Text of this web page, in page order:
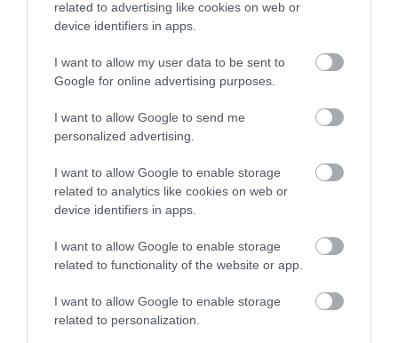
related to advertising like cookies on web or
device identifiers in apps.
I want to allow my user data to be sent to
Google for online advertising purposes.
I want to allow Google to send me
personalized advertising.
I want to allow Google to enable storage
related to analytics like cookies on web or
device identifiers in apps.
I want to allow Google to enable storage
related to functionality of the website or app.
I want to allow Google to enable storage
related to personalization.
Kapcsolódó írások:
Az összhang fontosságára emlékeztette a diplomácia testület
tagjait Áder János
Áder: az afgán misszió öregbíti a magyar katonák hírnevét
tükrözik. A szerkesztőség mindössze a hírek publikációjával foglalkozik, a
kommenteket nem tudja befolyásolni - azok az olvasók személyes véleményét
tartalmazzák.
tartásával kommenteljenek!